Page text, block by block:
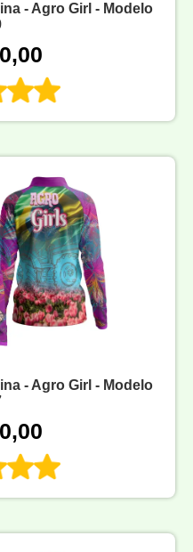
- Agro Girl - Modelo
- Agro Girl - Modelo